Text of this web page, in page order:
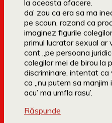
la aceasta afacere.
da’ zau ca era sa ma
pe scaun, razand ca
imaginez figurile
primul lucrator sexual
cont „pe persoana
colegilor mei de birou la
discriminare, intentat
ca „nu putem sa manjim
acu’ ma umfla rasu’.
Răspunde